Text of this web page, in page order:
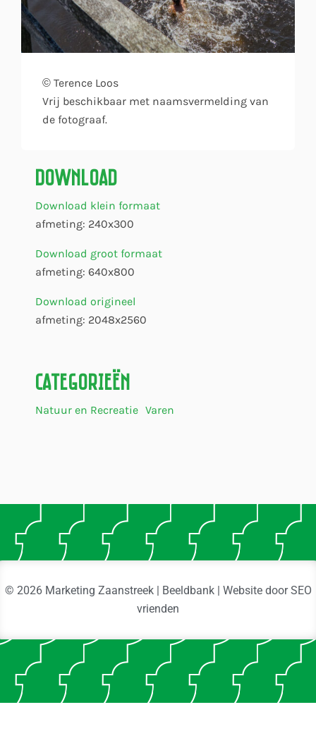
© Terence Loos
Vrij beschikbaar met naamsvermelding van
de fotograaf.
Download
Download klein formaat
afmeting: 240x300
Download groot formaat
afmeting: 640x800
Download origineel
afmeting: 2048x2560
Categorieën
Natuur en Recreatie Varen
© 2026 Marketing Zaanstreek | Beeldbank | Website doorSEO
vrienden